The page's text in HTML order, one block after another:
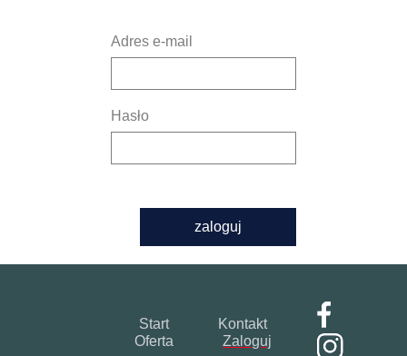
Adres e-mail
Hasło
zaloguj
Start
Kontakt
Oferta
Zaloguj